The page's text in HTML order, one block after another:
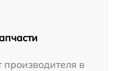
производителя в